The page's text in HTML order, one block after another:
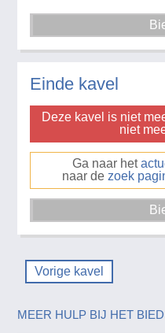
Einde kavel
Deze kavel is niet
niet
Ga naar het
naar de zoek
Vorige kavel
MEER HULP BIJ HET